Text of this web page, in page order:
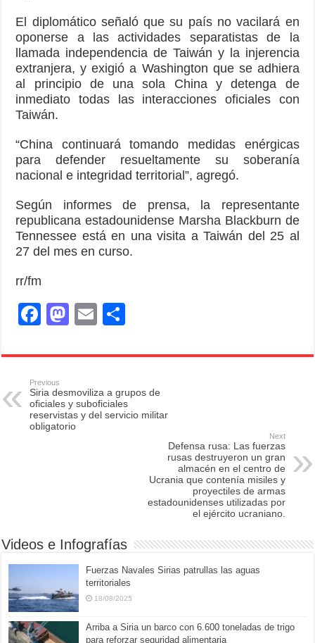
El diplomático señaló que su país no vacilará en
oponerse a las actividades separatistas de la
llamada independencia de Taiwán y la injerencia
extranjera, y exigió a Washington que se adhiera
al principio de una sola China y detenga de
inmediato todas las interacciones oficiales con
Taiwán.
“China continuará tomando medidas enérgicas
para defender resueltamente su soberanía
nacional e integridad territorial”, agregó.
Según informes de prensa, la representante
republicana estadounidense Marsha Blackburn de
Tennessee está en una visita a Taiwán del 25 al
27 del mes en curso.
rr/fm
F
c
e
b
o
M
st
d
o
E
ail ar
Previous
Siria desmoviliza a grupos de
oficiales y suboficiales
reservistas y del servicio militar
obligatorio
Next
Defensa rusa: Las fuerzas
rusas destruyeron un gran
almacén en el centro de
Ucrania que contenía misiles y
proyectiles de armas
estadounidenses utilizadas por
el ejército ucraniano.
Videos e Infografías
Fuerzas Navales Sirias patrullas las aguas
territoriales
18/08/2025
Arriba a Siria un barco con 6.600 toneladas de trigo
para reforzar seguridad alimentaria